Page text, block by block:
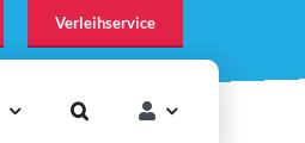
Verleihservice